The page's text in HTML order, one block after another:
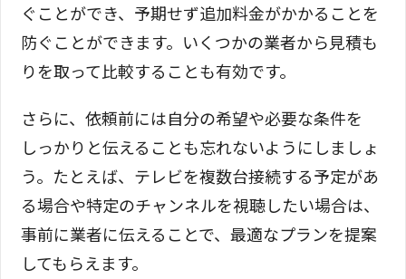
ぐことができ、予期せず追加料金がかかることを
防ぐことができます。いくつかの業者から見積も
りを取って比較することも有効です。
さらに、依頼前には自分の希望や必要な条件を
しっかりと伝えることも忘れないようにしましょ
う。たとえば、テレビを複数台接続する予定があ
る場合や特定のチャンネルを視聴したい場合は、
事前に業者に伝えることで、最適なプランを提案
してもらえます。